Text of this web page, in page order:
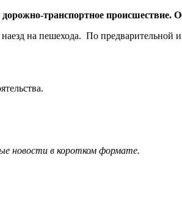
транспортное происшествие.
на пешехода. По
новости в коротком формате.